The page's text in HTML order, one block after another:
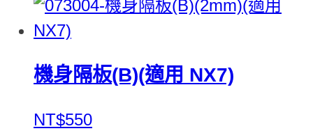
機身隔板(B)(適用 NX7)
NT$550